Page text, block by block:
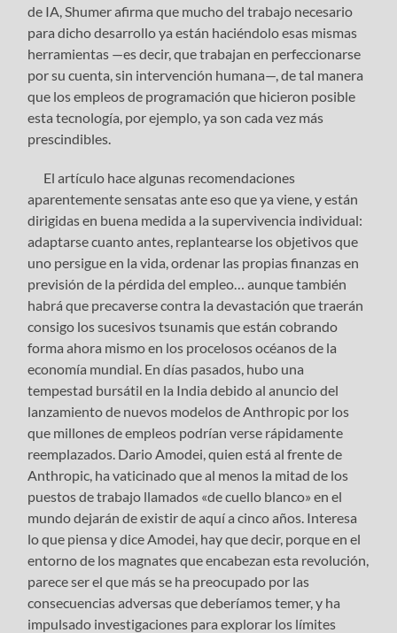
de IA, Shumer afirma que mucho del trabajo necesario
para dicho desarrollo ya están haciéndolo esas mismas
herramientas —es decir, que trabajan en perfeccionarse
por su cuenta, sin intervención humana—, de tal manera
que los empleos de programación que hicieron posible
esta tecnología, por ejemplo, ya son cada vez más
prescindibles.
El artículo hace algunas recomendaciones
aparentemente sensatas ante eso que ya viene, y están
dirigidas en buena medida a la supervivencia individual:
adaptarse cuanto antes, replantearse los objetivos que
uno persigue en la vida, ordenar las propias finanzas en
previsión de la pérdida del empleo… aunque también
habrá que precaverse contra la devastación que traerán
consigo los sucesivos tsunamis que están cobrando
forma ahora mismo en los procelosos océanos de la
economía mundial. En días pasados, hubo una
tempestad bursátil en la India debido al anuncio del
lanzamiento de nuevos modelos de Anthropic por los
que millones de empleos podrían verse rápidamente
reemplazados. Dario Amodei, quien está al frente de
Anthropic, ha vaticinado que al menos la mitad de los
puestos de trabajo llamados «de cuello blanco» en el
mundo dejarán de existir de aquí a cinco años. Interesa
lo que piensa y dice Amodei, hay que decir, porque en el
entorno de los magnates que encabezan esta revolución,
parece ser el que más se ha preocupado por las
consecuencias adversas que deberíamos temer, y ha
impulsado investigaciones para explorar los límites